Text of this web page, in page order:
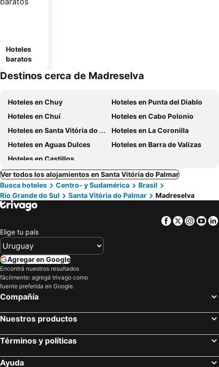
Hoteles
baratos
Destinos cerca de Madreselva
Hoteles en Chuy
Hoteles en Punta del Diablo
Hoteles en Chuí
Hoteles en Cabo Polonio
Hoteles en Santa Vitória do Palmar
Hoteles en La Coronilla
Hoteles en Aguas Dulces
Hoteles en Barra de Valizas
Hoteles en Castillos
Ver todos los alojamientos en Santa Vitória do Palmar
Busca hoteles
Centro- y Sudamérica
Brasil
Rio Grande do Sul
Santa Vitória do Palmar Madreselva
Facebook
Twitter
Elige tu país
Agregar en Google
Encontrá nuestros resultados
fácilmente: agregá trivago como
fuente preferida en Google.
Compañía
Nuestros productos
Términos y políticas
Ayuda